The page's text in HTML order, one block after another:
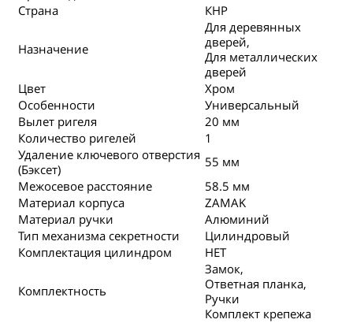
Страна
КНР
Назначение
Для деревянных
дверей,
Для металлических
дверей
Цвет
Хром
Особенности
Универсальный
Вылет ригеля
20 мм
Количество ригелей
1
Удаление ключевого отверстия
(Бэксет)
55 мм
Межосевое расстояние
58.5 мм
Материал корпуса
ZAMAK
Материал ручки
Алюминий
Тип механизма секретности
Цилиндровый
Комплектация цилиндром
НЕТ
Комплектность
Замок,
Ответная планка,
Ручки
Комплект крепежа